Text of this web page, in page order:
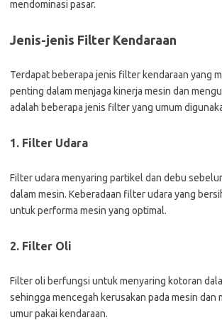
mendominasi pasar.
Jenis-jenis Filter Kendaraan
Terdapat beberapa jenis filter kendaraan yang
penting dalam menjaga kinerja mesin dan
adalah beberapa jenis filter yang umum
1. Filter Udara
Filter udara menyaring partikel dan debu
dalam mesin. Keberadaan filter udara yang
untuk performa mesin yang optimal.
2. Filter Oli
Filter oli berfungsi untuk menyaring kotoran
sehingga mencegah kerusakan pada mesin dan
umur pakai kendaraan.